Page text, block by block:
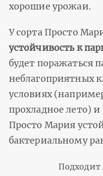
хорошие урожаи.
У сорта Просто
устойчивость к
будет поражаться
неблагоприятных
условиях
прохладное лето)
Просто Мария
бактериальному
Подходит